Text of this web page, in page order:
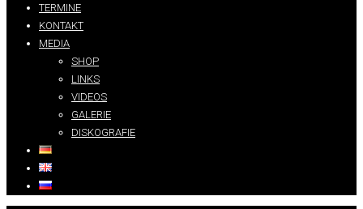
TERMINE
KONTAKT
MEDIA
SHOP
LINKS
VIDEOS
GALERIE
DISKOGRAFIE